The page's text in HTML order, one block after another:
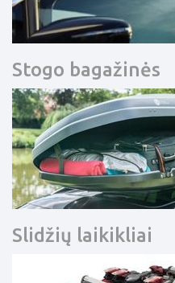
Stogo bagažinės
Slidžių laikikliai